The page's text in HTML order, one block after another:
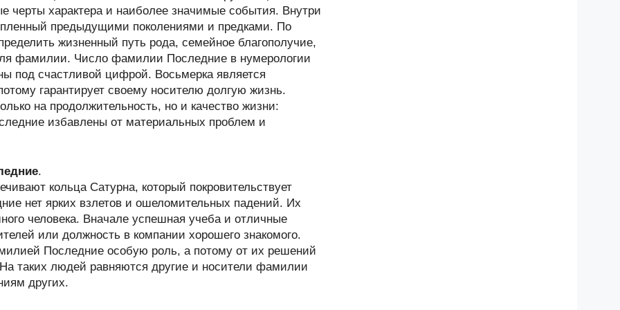
черты характера и наиболее значимые события. Внутри
предыдущими поколениями и предками. По
жизненный путь рода, семейное благополучие,
фамилии. Число фамилии Последние в нумерологии
счастливой цифрой. Восьмерка является
гарантирует своему носителю долгую жизнь.
на продолжительность, но и качество жизни:
избавлены от материальных проблем и
.
кольца Сатурна, который покровительствует
нет ярких взлетов и ошеломительных падений. Их
человека. Вначале успешная учеба и отличные
или должность в компании хорошего знакомого.
Последние особую роль, а потому от их решений
таких людей равняются другие и носители фамилии
других.